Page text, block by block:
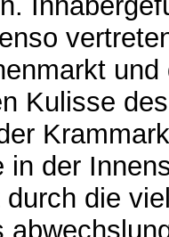
Kulisse
in der
die